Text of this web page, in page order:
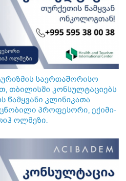
საერთაშორისო
თბილისში კონსულტაციებს
წამყვანი კლინიკათა
ცნობილი პროფესორი, ექიმი-
ოლმეზი.